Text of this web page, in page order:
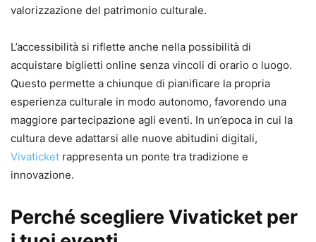
valorizzazione del patrimonio culturale.
L’accessibilità si riflette anche nella possibilità di
acquistare biglietti online senza vincoli di orario o luogo.
Questo permette a chiunque di pianificare la propria
esperienza culturale in modo autonomo, favorendo una
maggiore partecipazione agli eventi. In un’epoca in cui la
cultura deve adattarsi alle nuove abitudini digitali,
Vivaticket rappresenta un ponte tra tradizione e
innovazione.
Perché scegliere Vivaticket per